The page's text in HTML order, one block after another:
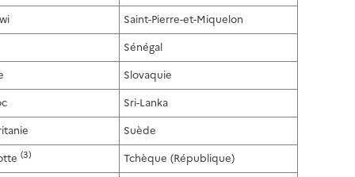
Saint-Pierre-et-Miquelon
Sénégal
Slovaquie
Sri-Lanka
Suède
(3)
Tchèque (République)